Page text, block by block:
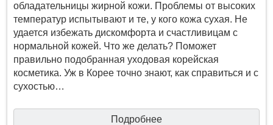
обладательницы жирной кожи. Проблемы от высоких
температур испытывают и те, у кого кожа сухая. Не
удается избежать дискомфорта и счастливицам с
нормальной кожей. Что же делать? Поможет
правильно подобранная уходовая корейская
косметика. Уж в Корее точно знают, как справиться и с
сухостью…
Подробнее